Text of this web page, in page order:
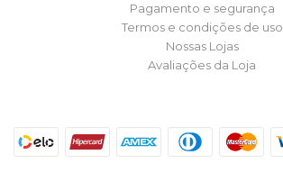
Pagamento e segurança
Termos e condições de uso
Nossas Lojas
Avaliações da Loja